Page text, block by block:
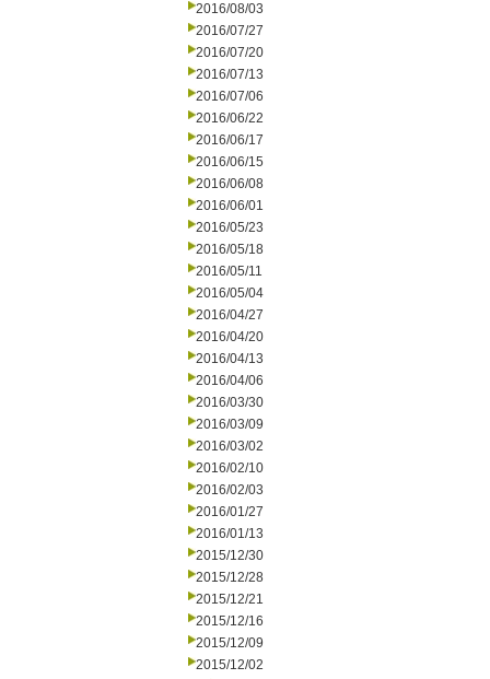
2016/08/03
2016/07/27
2016/07/20
2016/07/13
2016/07/06
2016/06/22
2016/06/17
2016/06/15
2016/06/08
2016/06/01
2016/05/23
2016/05/18
2016/05/11
2016/05/04
2016/04/27
2016/04/20
2016/04/13
2016/04/06
2016/03/30
2016/03/09
2016/03/02
2016/02/10
2016/02/03
2016/01/27
2016/01/13
2015/12/30
2015/12/28
2015/12/21
2015/12/16
2015/12/09
2015/12/02